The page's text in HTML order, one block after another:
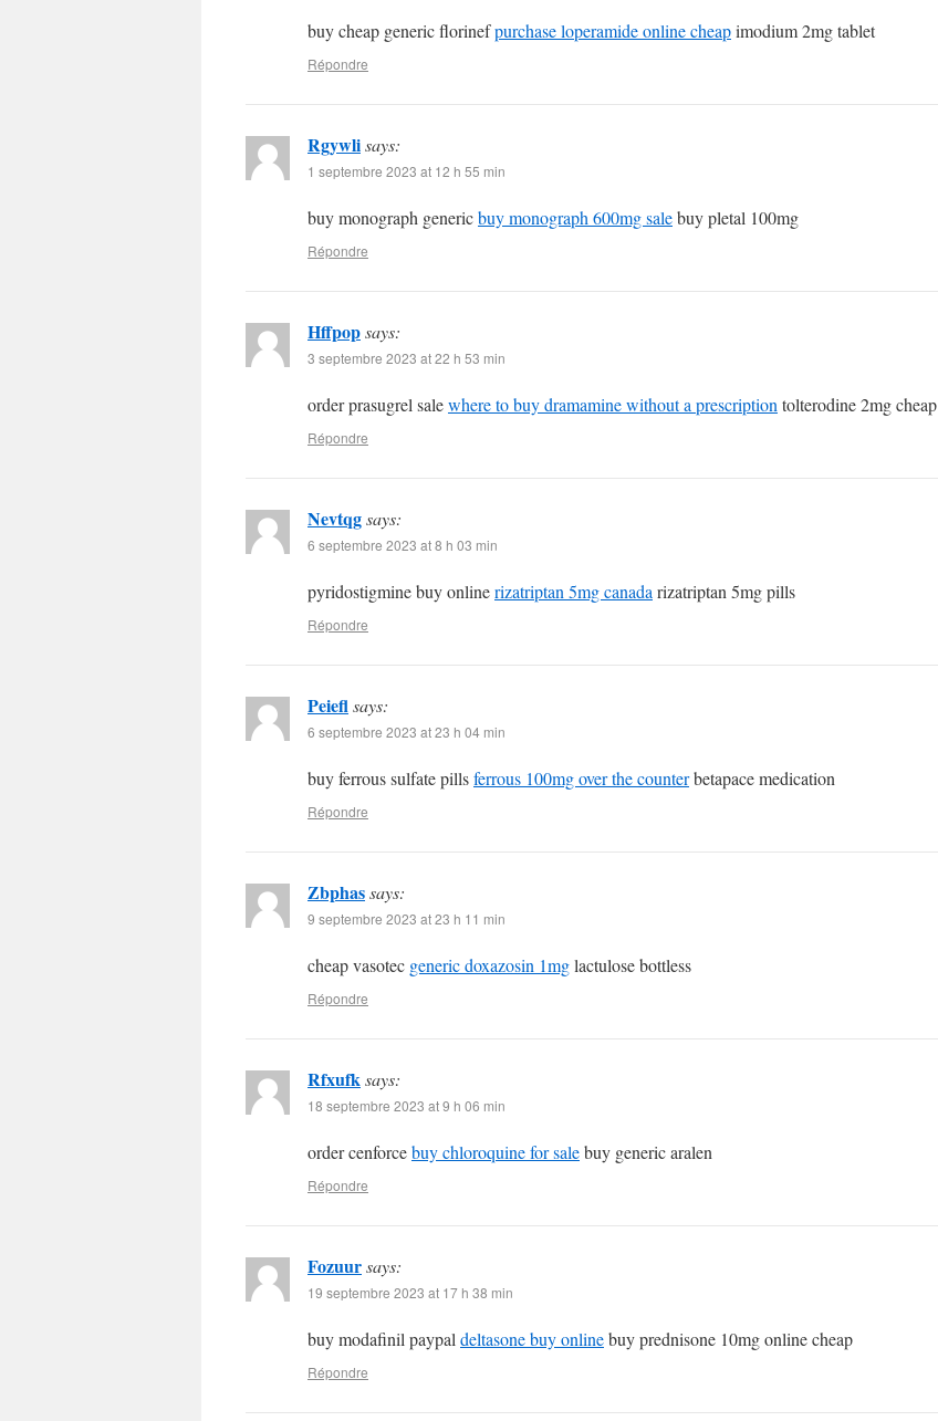
buy cheap generic florinefpurchase loperamide online cheapimodium 2mg tablet
Répondre
Rgywlisays:
1 septembre 2023 at 12 h 55 min
buy monograph genericbuy monograph 600mg salebuy pletal 100mg
Répondre
Hffpopsays:
3 septembre 2023 at 22 h 53 min
order prasugrel salewhere to buy dramamine without a prescription tolterodine 2mg cheap
Répondre
Nevtqgsays:
6 septembre 2023 at 8 h 03 min
pyridostigmine buy onlinerizatriptan 5mg canada rizatriptan 5mg pills
Répondre
Peieflsays:
6 septembre 2023 at 23 h 04 min
buy ferrous sulfate pillsferrous 100mg over the counterbetapace medication
Répondre
Zbphassays:
9 septembre 2023 at 23 h 11 min
cheap vasotec generic doxazosin 1mglactulose bottless
Répondre
Rfxufksays:
18 septembre 2023 at 9 h 06 min
order cenforcebuy chloroquine for salebuy generic aralen
Répondre
Fozuursays:
19 septembre 2023 at 17 h 38 min
buy modafinil paypal deltasone buy onlinebuy prednisone 10mg online cheap
Répondre